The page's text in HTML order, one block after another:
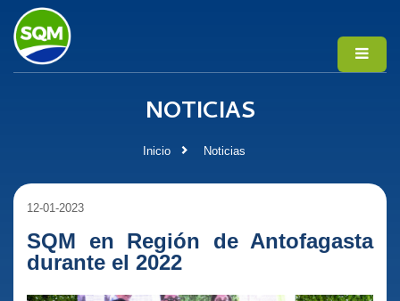
NOTICIAS
Inicio Noticias
12-01-2023
SQM en Región de Antofagasta
durante el 2022